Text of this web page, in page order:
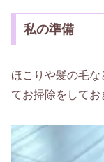
私の準備
ほこりや髪の毛
てお掃除をしてお